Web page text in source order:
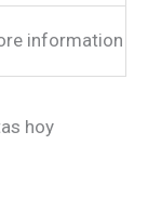
information
hoy